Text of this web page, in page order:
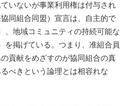
いないが事業利用権は付与され
同組合同盟）宣言は、自主的で
、地域コミュニティの持続可能な
を掲げている。つまり、准組合員
貢献をめざすのが協同組合の真
べきという論理とは相容れな